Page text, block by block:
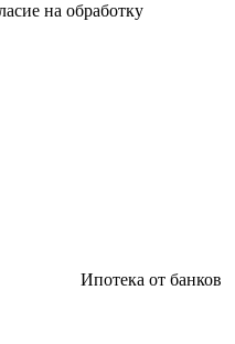
на обработку
Ипотека от банков